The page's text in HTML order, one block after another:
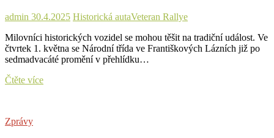
admin 30.4.2025 Historická autaVeteran Rallye
Milovníci historických vozidel se mohou těšit na tradiční událost. Ve
čtvrtek 1. května se Národní třída ve Františkových Lázních již po
sedmadvacáté promění v přehlídku…
Čtěte víceMilovníci
Zprávy